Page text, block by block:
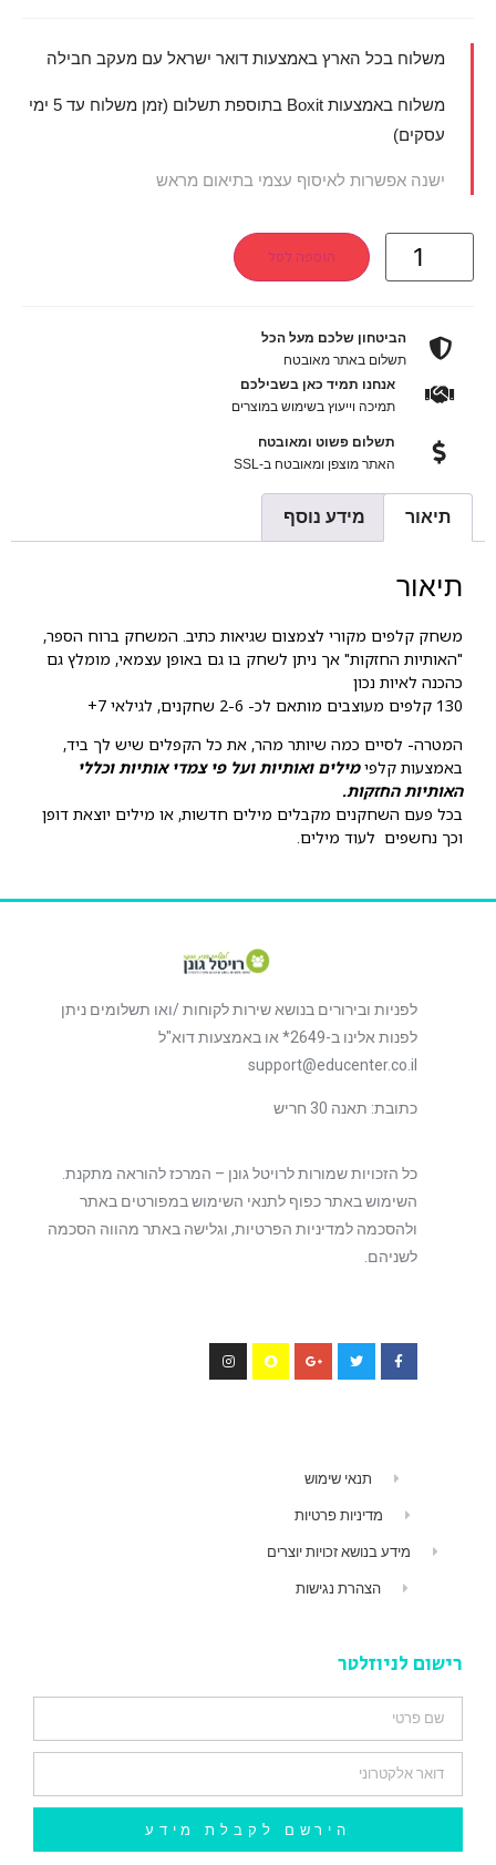
משלוח בכל הארץ באמצעות דואר ישראל עם מעקב חבילה
משלוח באמצעות Boxit בתוספת תשלום (זמן משלוח עד 5 ימי
עסקים)
ישנה אפשרות לאיסוף עצמי בתיאום מראש
הוספה לסל
הביטחון שלכם מעל הכל
תשלום באתר מאובטח
אנחנו תמיד כאן בשבילכם
תמיכה וייעוץ בשימוש במוצרים
תשלום פשוט ומאובטח
האתר מוצפן ומאובטח ב-SSL
תיאור מידע נוסף
תיאור
משחק קלפים מקורי לצמצום שגיאות כתיב. המשחק ברוח הספר,
"האותיות החזקות" אך ניתן לשחק בו גם באופן עצמאי, מומלץ גם
כהכנה לאיות נכון
130 קלפים מעוצבים מותאם לכ- 2-6 שחקנים, לגילאי 7+
המטרה- לסיים כמה שיותר מהר, את כל הקפלים שיש לך ביד,
באמצעות קלפימילים ואותיות ועל פי צמדי אותיות וכללי
האותיות החזקות.
בכל פעם השחקנים מקבלים מילים חדשות, או מילים יוצאת דופן
וכך נחשפים לעוד מילים.
לפניות ובירורים בנושא שירות לקוחות /ואו תשלומים ניתן
לפנות אלינו ב-2649* או באמצעות דוא"ל
support@educenter.co.il
כתובת: תאנה 30 חריש
כל הזכויות שמורות לרויטל גונן – המרכז להוראה מתקנת.
השימוש באתר כפוף לתנאי השימוש במפורטים באתר
ולהסכמה למדיניות הפרטיות, וגלישה באתר מהווה הסכמה
לשניהם.
תנאי שימוש
מדיניות פרטיות
מידע בנושא זכויות יוצרים
הצהרת נגישות
רישום לניוזלטר
הירשם לקבלת מידע